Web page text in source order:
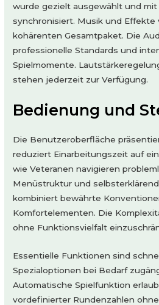
wurde gezielt ausgewählt und
synchronisiert. Musik und Effekte
kohärenten Gesamtpaket. Die
professionelle Standards und
Spielmomente.
stehen jederzeit zur Verfügung.
Bedienung und
Die Benutzeroberfläche
reduziert Einarbeitungszeit auf
wie Veteranen navigieren
Menüstruktur und
kombiniert bewährte
Komfortelementen. Die
ohne Funktionsvielfalt
Essentielle Funktionen sind
Spezialoptionen bei Bedarf
Automatische Spielfunktion
vordefinierter Rundenzahlen